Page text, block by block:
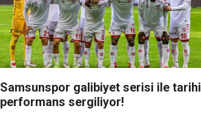
Samsunspor galibiyet serisi ile tarihi
performans sergiliyor!